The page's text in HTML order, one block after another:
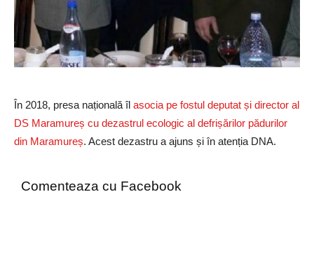
În 2018, presa națională îl asocia pe fostul deputat și director al
DS Maramureș cu dezastrul ecologic al defrișărilor pădurilor
din Maramureș. Acest dezastru a ajuns și în atenția DNA.
Comenteaza cu Facebook